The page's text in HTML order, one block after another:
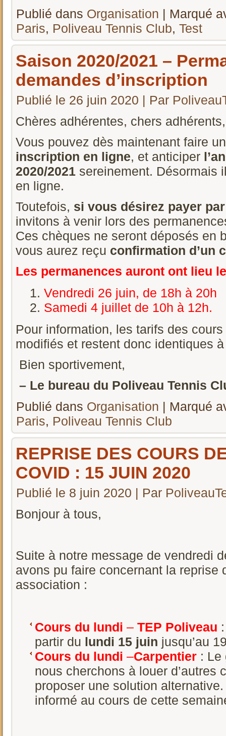
Publié dans Organisation | Marqué
Paris, Poliveau Tennis Club, Test
Saison 2020/2021 –
demandes d’inscription
Publié le 26 juin 2020 | Par
Chères adhérentes, chers adhérents,
Vous pouvez dès maintenant faire
inscription en ligne, et anticiper
2020/2021 sereinement. Désormais
en ligne.
Toutefois, si vous désirez payer
invitons à venir lors des
Ces chèques ne seront déposés en
vous aurez reçu confirmation d’un
Les permanences auront ont lieu
Vendredi 26 juin, de 18h à 20h
Samedi 4 juillet de 10h à 12h.
Pour information, les tarifs des
modifiés et restent donc identiques
Bien sportivement,
– Le bureau du Poliveau Tennis
Publié dans Organisation | Marqué
Paris, Poliveau Tennis Club
REPRISE DES COURS
COVID : 15 JUIN 2020
Publié le 8 juin 2020 | Par
Bonjour à tous,
Suite à notre message de vendredi
avons pu faire concernant la reprise
association :
Cours du lundi – TEP Poliveau
partir du lundi 15 juin jusqu’au
Cours du lundi –Carpentier : Le
nous cherchons à louer d’autres
proposer une solution
informé au cours de cette